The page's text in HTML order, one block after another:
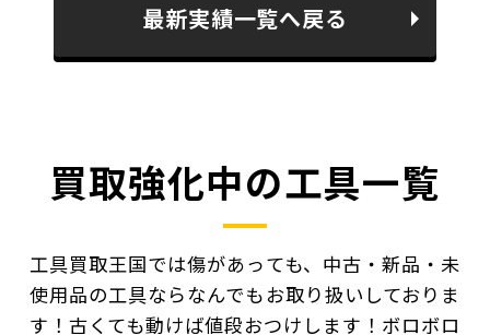
最新実績一覧へ戻る
買取強化中の工具一覧
工具買取王国では傷があっても、中古・新品・未
使用品の工具ならなんでもお取り扱いしておりま
す！ 古くても動けば値段おつけします！ボロボロ